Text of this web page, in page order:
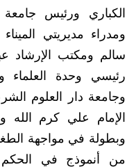
الكباري ورئيس جامعة
ومدراء مديريتي
سالم ومكتب الإرشاد
رئيسي وحدة العلماء
وجامعة دار العلوم
الإمام علي كرم
وبطولة في مواجهة
من أنموذج في الحكم